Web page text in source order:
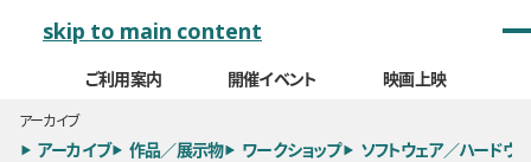
skip to main content
ご利用案内 開催イベント 映画上映
アーカイブ
アーカイブ 作品／展示物 ワークショップ ソフトウェア／ハードウ